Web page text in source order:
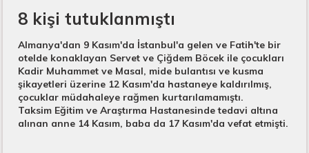
8 kişi tutuklanmıştı​
Almanya'dan 9 Kasım'da İstanbul'a gelen ve Fatih'te bir
otelde konaklayan Servet ve Çiğdem Böcek ile çocukları
Kadir Muhammet ve Masal, mide bulantısı ve kusma
şikayetleri üzerine 12 Kasım'da hastaneye kaldırılmış,
çocuklar müdahaleye rağmen kurtarılamamıştı.
Taksim Eğitim ve Araştırma Hastanesinde tedavi altına
alınan anne 14 Kasım, baba da 17 Kasım'da vefat etmişti.